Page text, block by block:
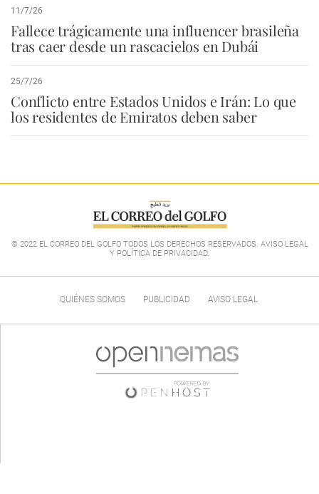
11/7/26
Fallece trágicamente una influencer brasileña
tras caer desde un rascacielos en Dubái
25/7/26
Conflicto entre Estados Unidos e Irán: Lo que
los residentes de Emiratos deben saber
© 2022 EL CORREO DEL GOLFO TODOS LOS DERECHOS RESERVADOS. AVISO LEGAL
Y POLÍTICA DE PRIVACIDAD.
QUIÉNES SOMOS PUBLICIDAD AVISO LEGAL